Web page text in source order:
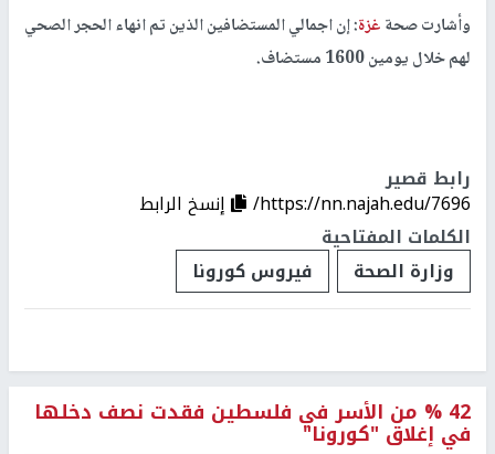
وأشارت صحةغزة: إن اجمالي المستضافين الذين تم انهاء الحجر الصحي
لهم خلال يومين 1600 مستضاف.
رابط قصير
https://nn.najah.edu/7696/
إنسخ الرابط
الكلمات المفتاحية
وزارة الصحة
فيروس كورونا
42 % من الأسر في فلسطين فقدت نصف دخلها
في إغلاق "كورونا"